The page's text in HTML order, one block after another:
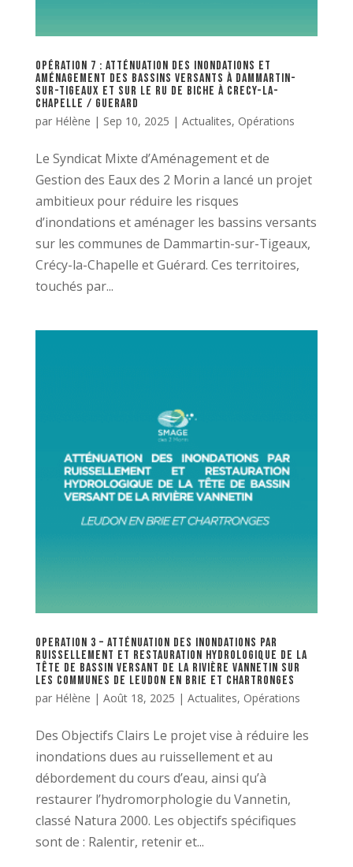
OPÉRATION 7 : ATTÉNUATION DES INONDATIONS ET
AMÉNAGEMENT DES BASSINS VERSANTS À DAMMARTIN-
SUR-TIGEAUX ET SUR LE RU DE BICHE À CRECY-LA-
CHAPELLE / GUERARD
par Hélène | Sep 10, 2025 | Actualites, Opérations
Le Syndicat Mixte d’Aménagement et de
Gestion des Eaux des 2 Morin a lancé un projet
ambitieux pour réduire les risques
d’inondations et aménager les bassins versants
sur les communes de Dammartin-sur-Tigeaux,
Crécy-la-Chapelle et Guérard. Ces territoires,
touchés par...
OPERATION 3 – ATTÉNUATION DES INONDATIONS PAR
RUISSELLEMENT ET RESTAURATION HYDROLOGIQUE DE LA
TÊTE DE BASSIN VERSANT DE LA RIVIÈRE VANNETIN SUR
LES COMMUNES DE LEUDON EN BRIE ET CHARTRONGES
par Hélène | Août 18, 2025 | Actualites, Opérations
Des Objectifs Clairs Le projet vise à réduire les
inondations dues au ruissellement et au
débordement du cours d’eau, ainsi qu’à
restaurer l’hydromorphologie du Vannetin,
classé Natura 2000. Les objectifs spécifiques
sont de : Ralentir, retenir et...